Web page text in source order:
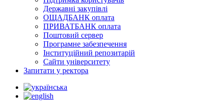
Державні закупівлі
ОЩАДБАНК оплата
ПРИВАТБАНК оплата
Поштовий сервер
Програмне забезпечення
Інституційний репозитарій
Сайти університету
Запитати у ректора